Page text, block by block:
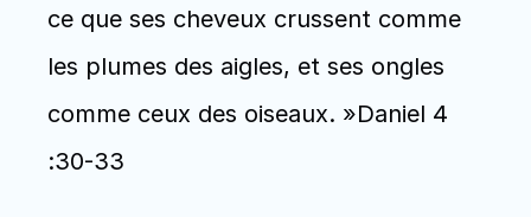
ce que ses cheveux crussent comme
les plumes des aigles, et ses ongles
comme ceux des oiseaux. »Daniel 4
:30-33